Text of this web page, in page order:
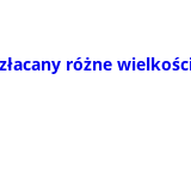
różne